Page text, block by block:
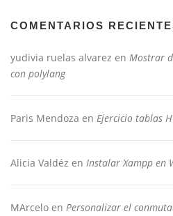
COMENTARIOS
yudivia ruelas alvarez en Mostrar
con polylang
Paris Mendoza en Ejercicio tablas
Alicia Valdéz en Instalar Xampp en
MArcelo en Personalizar el